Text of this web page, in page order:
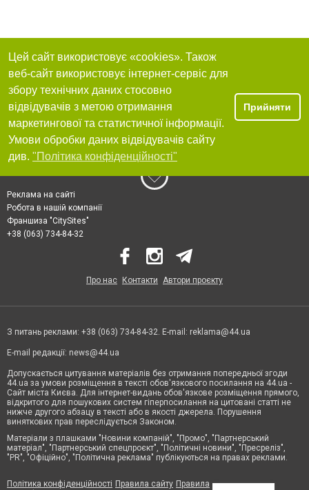
Цей сайт використовує «cookies». Також
веб-сайт використовує інтернет-сервіс для
збору технічних даних стосовно
відвідувачів з метою отримання
маркетингової та статистичної інформації.
Умови обробки даних відвідувачів сайту
див. "Політика конфіденційності"
Прийняти
Реклама на сайті
Робота в нашій компанії
Франшиза "CitySites"
+38 (063) 734-84-32
Про нас Контакти Автори проєкту
З питань реклами: +38 (063) 734-84-32. E-mail: reklama@44.ua
E-mail редакції: news@44.ua
Допускається цитування матеріалів без отримання попередньої згоди
44.ua за умови розміщення в тексті обов'язкового посилання на 44.ua -
Сайт міста Києва. Для інтернет-видань обов'язкове розміщення прямого,
відкритого для пошукових систем гіперпосилання на цитовані статті не
нижче другого абзацу в тексті або в якості джерела. Порушення
виняткових прав переслідується Законом.
Матеріали з плашками "Новини компаній", "Промо", "Партнерський
матеріал", "Партнерський спецпроєкт", "Політичні новини", "Пресреліз",
"PR", "Офіційно", "Політична реклама" публікуються на правах реклами.
Політика конфіденційності Правила сайту Правила